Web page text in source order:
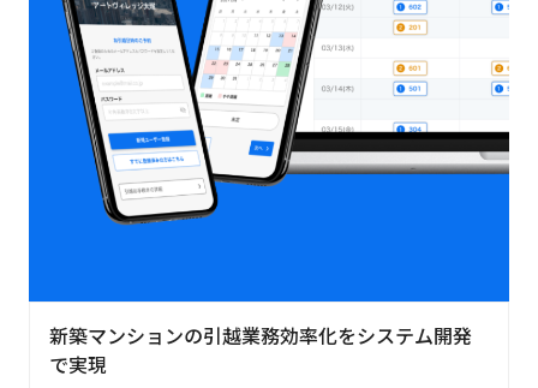
新築マンションの引越業務効率化をシステム開発
で実現